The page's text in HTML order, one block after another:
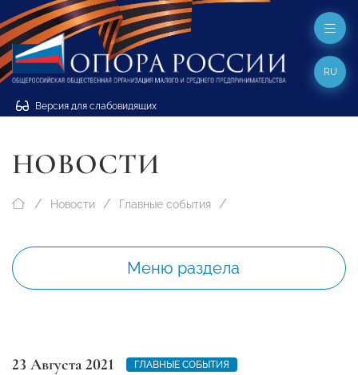
Версия для слабовидящих
RU
НОВОСТИ
Новости Главные события
Меню раздела
23 Августа 2021 ГЛАВНЫЕ СОБЫТИЯ